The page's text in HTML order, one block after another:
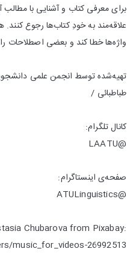
برای معرفی کتاب و آشنایی با
علاقه‌مند به خودِ کتاب‌ها رجوع
واژه‌ها خطا کند و بعضی اصطلاحات
تهیه‌شده توسط انجمن علمی
طباطبائی /
کانال تلگرام:
@LAATU
صفحه‌ی اینستاگرام:
@ATULinguistics
Chubarova from Pixabay:
music_for_videos-26992513/